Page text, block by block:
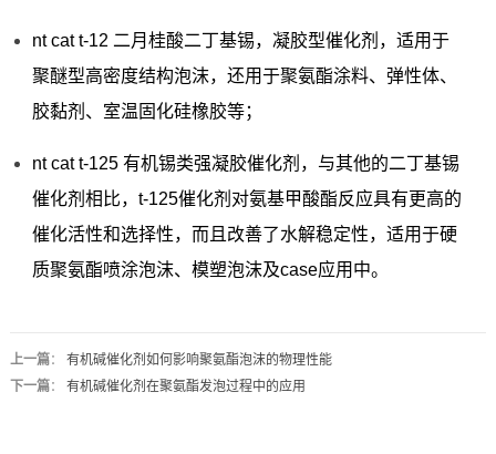
nt cat t-12 二月桂酸二丁基锡，凝胶型催化剂，适用于
聚醚型高密度结构泡沫，还用于聚氨酯涂料、弹性体、
胶黏剂、室温固化硅橡胶等；
nt cat t-125 有机锡类强凝胶催化剂，与其他的二丁基锡
催化剂相比，t-125催化剂对氨基甲酸酯反应具有更高的
催化活性和选择性，而且改善了水解稳定性，适用于硬
质聚氨酯喷涂泡沫、模塑泡沫及case应用中。
上一篇： 有机碱催化剂如何影响聚氨酯泡沫的物理性能
下一篇： 有机碱催化剂在聚氨酯发泡过程中的应用